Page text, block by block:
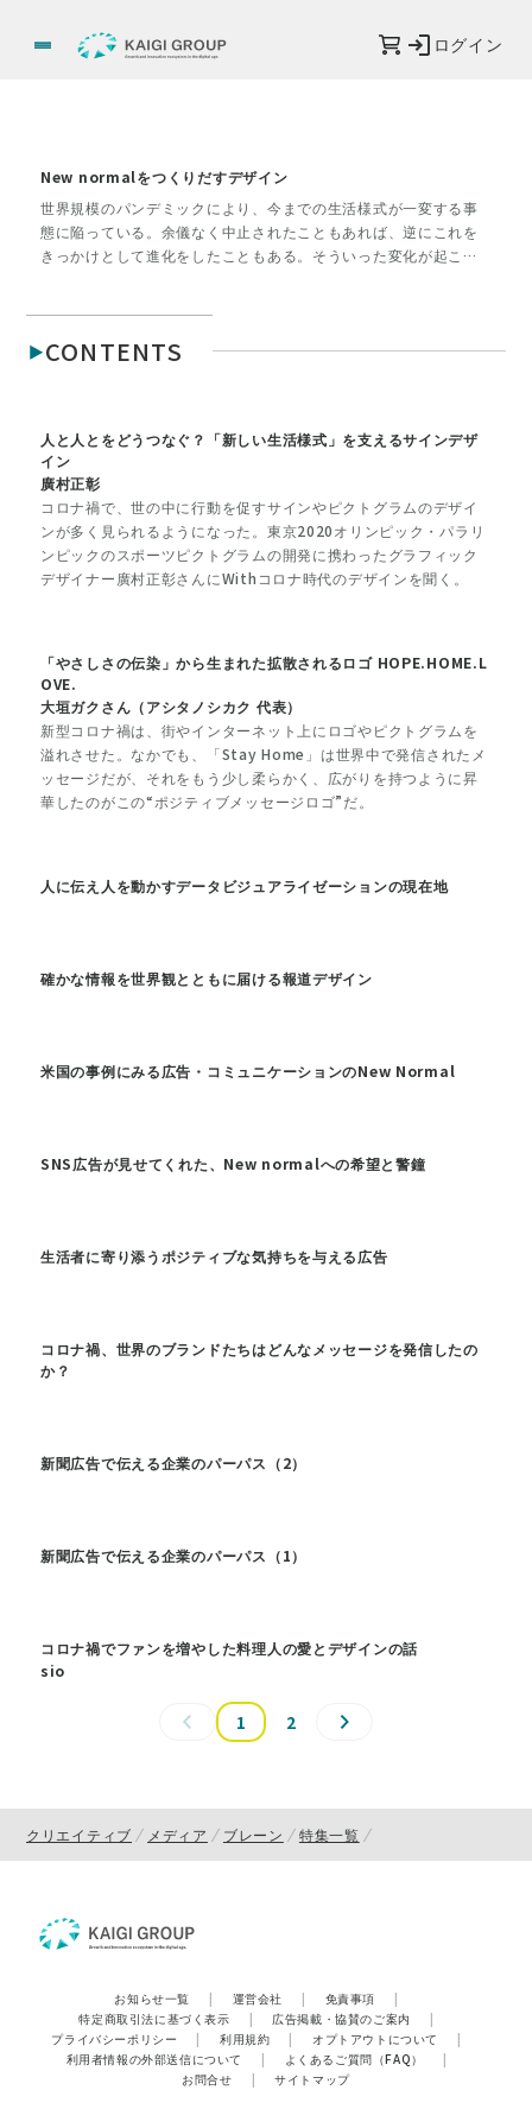
ログイン
New normalをつくりだすデザイン
世界規模のパンデミックにより、今までの生活様式が一変する事
態に陥っている。余儀なく中止されたこともあれば、逆にこれを
きっかけとして進化をしたこともある。そういった変化が起こっ
いく。自社の存在意義、パーパスを明確にしていたからこそ、緊
CONTENTS
人と人とをどうつなぐ？「新しい生活様式」を支えるサインデザ
イン
廣村正彰
コロナ禍で、世の中に行動を促すサインやピクトグラムのデザイ
ンが多く見られるようになった。東京2020オリンピック・パラリ
ンピックのスポーツピクトグラムの開発に携わったグラフィック
デザイナー廣村正彰さんにWithコロナ時代のデザインを聞く。
「やさしさの伝染」から生まれた拡散されるロゴ HOPE.HOME.L
OVE.
大垣ガクさん（アシタノシカク 代表）
新型コロナ禍は、街やインターネット上にロゴやピクトグラムを
溢れさせた。なかでも、「Stay Home」は世界中で発信されたメ
ッセージだが、それをもう少し柔らかく、広がりを持つように昇
華したのがこの“ポジティブメッセージロゴ”だ。
人に伝え人を動かすデータビジュアライゼーションの現在地
確かな情報を世界観とともに届ける報道デザイン
米国の事例にみる広告・コミュニケーションのNew Normal
SNS広告が見せてくれた、New normalへの希望と警鐘
生活者に寄り添うポジティブな気持ちを与える広告
コロナ禍、世界のブランドたちはどんなメッセージを発信したの
か？
新聞広告で伝える企業のパーパス（2）
新聞広告で伝える企業のパーパス（1）
コロナ禍でファンを増やした料理人の愛とデザインの話
sio
1 2
クリエイティブ メディア ブレーン 特集一覧
お知らせ一覧 | 運営会社 | 免責事項
|
特定商取引法に基づく表示
| 広告掲載・協賛のご案内
|
プライバシーポリシー
| 利用規約 | オプトアウトについて
|
利用者情報の外部送信について
| よくあるご質問（FAQ）
|
お問合せ
| サイトマップ